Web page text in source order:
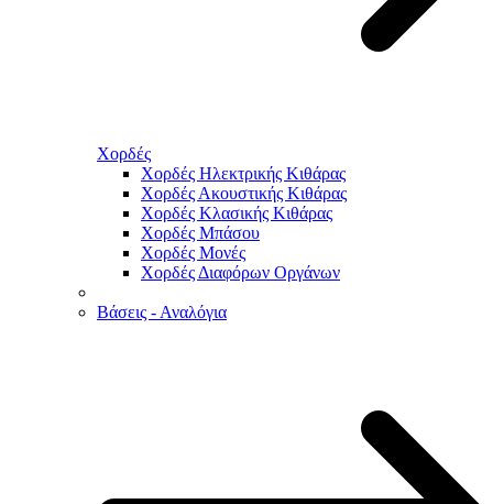
Χορδές
Χορδές Ηλεκτρικής Κιθάρας
Χορδές Ακουστικής Κιθάρας
Χορδές Κλασικής Κιθάρας
Χορδές Μπάσου
Χορδές Μονές
Χορδές Διαφόρων Οργάνων
Βάσεις - Αναλόγια